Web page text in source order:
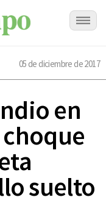
05 de diciembre de 2017
en
choque
suelto